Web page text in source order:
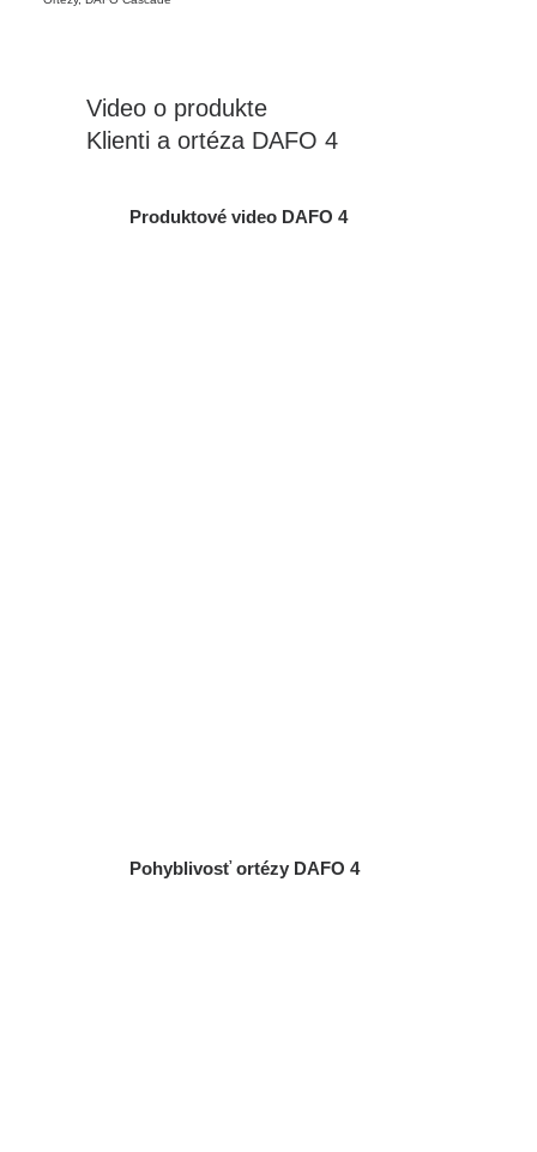
Video o produkte
Klienti a ortéza DAFO 4
Produktové video DAFO 4
Pohyblivosť ortézy DAFO 4